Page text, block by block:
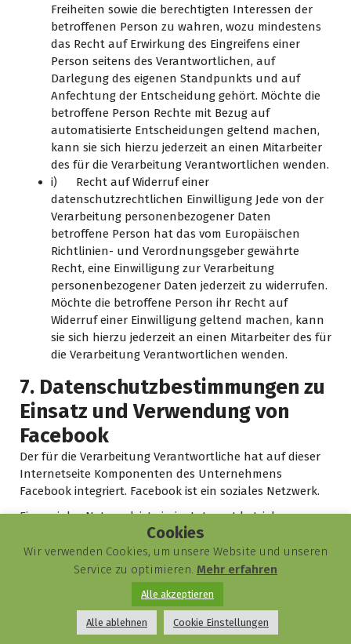
Freiheiten sowie die berechtigten Interessen der
betroffenen Person zu wahren, wozu mindestens
das Recht auf Erwirkung des Eingreifens einer
Person seitens des Verantwortlichen, auf
Darlegung des eigenen Standpunkts und auf
Anfechtung der Entscheidung gehört. Möchte die
betroffene Person Rechte mit Bezug auf
automatisierte Entscheidungen geltend machen,
kann sie sich hierzu jederzeit an einen Mitarbeiter
des für die Verarbeitung Verantwortlichen wenden.
i) Recht auf Widerruf einer
datenschutzrechtlichen Einwilligung Jede von der
Verarbeitung personenbezogener Daten
betroffene Person hat das vom Europäischen
Richtlinien- und Verordnungsgeber gewährte
Recht, eine Einwilligung zur Verarbeitung
personenbezogener Daten jederzeit zu widerrufen.
Möchte die betroffene Person ihr Recht auf
Widerruf einer Einwilligung geltend machen, kann
sie sich hierzu jederzeit an einen Mitarbeiter des für
die Verarbeitung Verantwortlichen wenden.
7. Datenschutzbestimmungen zu
Einsatz und Verwendung von
Facebook
Der für die Verarbeitung Verantwortliche hat auf dieser
Internetseite Komponenten des Unternehmens
Facebook integriert. Facebook ist ein soziales Netzwerk.
Ein soziales Netzwerk ist ein im Internet betriebener
sozialer Treffpunkt, eine Online-Gemeinschaft, die es den
Nutzern in der Regel ermöglicht, untereinander zu
kommunizieren und im virtuellen Raum zu interagieren.
Ein soziales Netzwerk kann als Plattform zum
Austausch von Meinungen und Erfahrungen dienen
oder ermöglicht es der Internetgemeinschaft,
persönliche oder unternehmensbezogene
Cookies
Wir verwenden Cookies, um unsere Website und unseren
Service zu optimieren. Mehr erfahren
Alle akzeptieren
Alle ablehnen Cookie Einstellungen